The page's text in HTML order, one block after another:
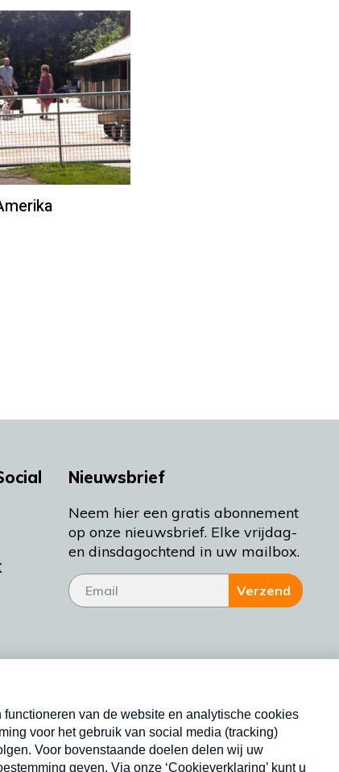
Nieuwsbrief
Neem hier een gratis abonnement
op onze nieuwsbrief. Elke vrijdag-
en dinsdagochtend in uw mailbox.
Verzend
Nieuwsbrief
Neem hier een gratis abonnement op onze